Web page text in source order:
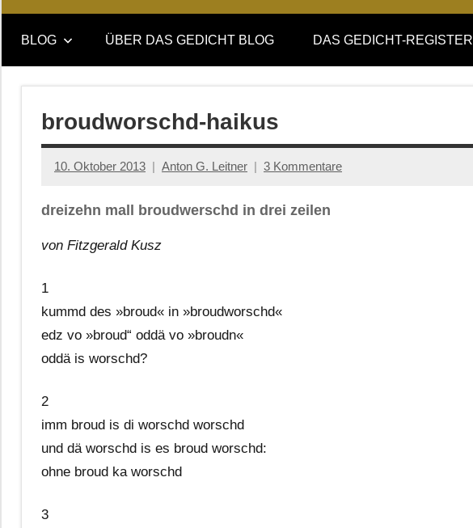
DAS
GEDICHT
blog
DAS
GEDICHT.
Zeitschrift
BLOG ÜBER DAS GEDICHT BLOG DAS GEDICHT-REGISTER
broudworschd-haikus
10. Oktober 2013 Anton G. Leitner 3 Kommentare
dreizehn mall broudwerschd in drei zeilen
von Fitzgerald Kusz
1
kummd des »broud« in »broudworschd«
edz vo »broud“ oddä vo »broudn«
oddä is worschd?
2
imm broud is di worschd worschd
und dä worschd is es broud worschd:
ohne broud ka worschd
3